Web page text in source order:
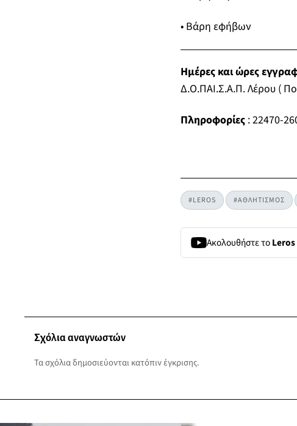
• Βάρη εφήβων
Ημέρες και ώρες
Δ.Ο.ΠΑΙ.Σ.Α.Π. Λέρου (
Πληροφορίες : 22470-
#LEROS #ΑΘΛΗΤΙΣΜΟΣ
Ακολουθήστε το
Σχόλια αναγνωστών
Τα σχόλια δημοσιεύονται κατόπιν έγκρισης.